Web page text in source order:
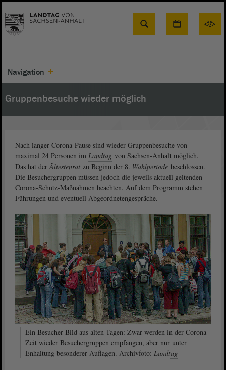
Suche
Navigation
Gruppenbesuche wieder möglich
Nach langer Corona-Pause sind wieder Gruppenbesuche von
maximal 24 Personen im Landtag von Sachsen-Anhalt möglich.
Das hat derÄltestenrat zu Beginn der 8. Wahlperiode beschlossen.
Die Besuchergruppen müssen jedoch die jeweils aktuell geltenden
Corona-Schutz-Maßnahmen beachten. Auf dem Programm stehen
Führungen und eventuell Abgeordnetengespräche.
Ein Besucher-Bild aus alten Tagen: Zwar werden in der Corona-
Zeit wieder Besuchergruppen empfangen, aber nur unter
Enhaltung besonderer Auflagen. Archivfoto: Landtag